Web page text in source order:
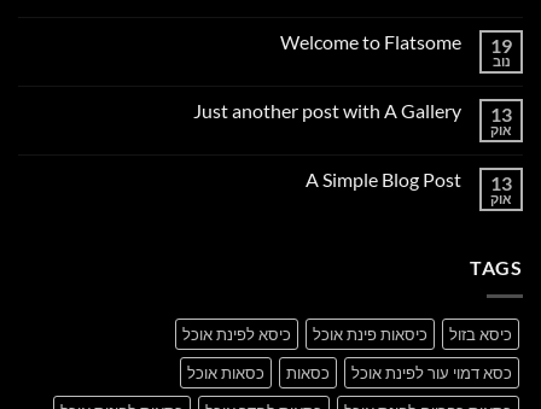
19
נוב
Welcome to Flatsome
Welcome
13
אוק
Just another post with A Gallery
Just
13
אוק
A Simple Blog Post
TAGS
כיסא בזול כיסאות פינת אוכל
כיסא לפינת אוכל
כסא דמוי עור לפינת אוכל
כסאות
כסאות אוכל